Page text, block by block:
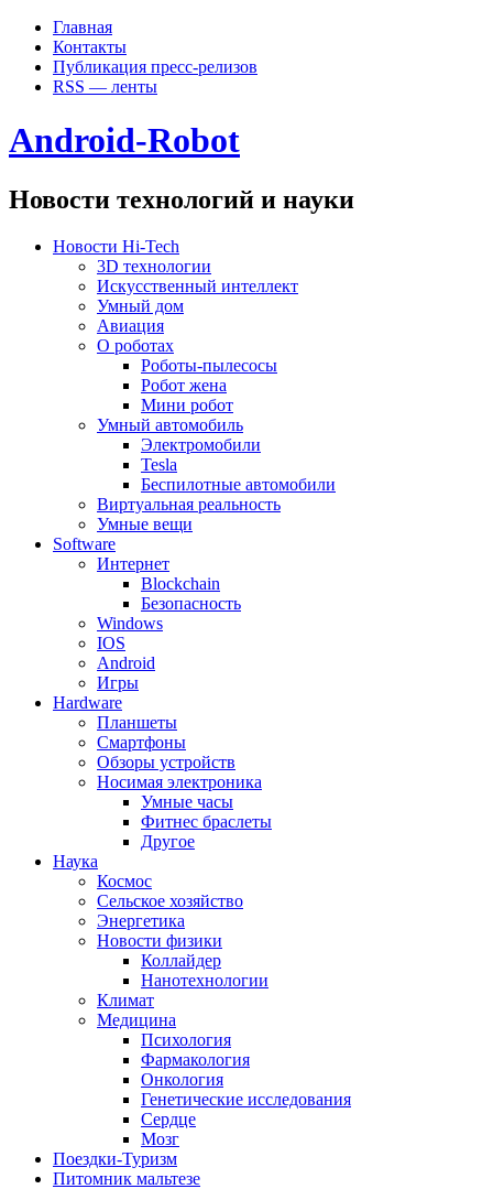
Главная
Контакты
Публикация пресс-релизов
RSS — ленты
Android-Robot
Новости технологий и науки
Новости Hi-Tech
3D технологии
Искусственный интеллект
Умный дом
Авиация
О роботах
Роботы-пылесосы
Робот жена
Мини робот
Умный автомобиль
Электромобили
Tesla
Беспилотные автомобили
Виртуальная реальность
Умные вещи
Software
Интернет
Blockchain
Безопасность
Windows
IOS
Android
Игры
Hardware
Планшеты
Смартфоны
Обзоры устройств
Носимая электроника
Умные часы
Фитнес браслеты
Другое
Наука
Космос
Сельское хозяйство
Энергетика
Новости физики
Коллайдер
Нанотехнологии
Климат
Медицина
Психология
Фармакология
Онкология
Генетические исследования
Сердце
Мозг
Поездки-Туризм
Питомник мальтезе